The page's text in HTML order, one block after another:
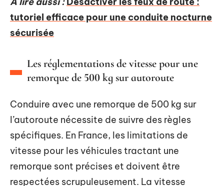
tutoriel efficace pour une conduite nocturne
sécurisée
Les réglementations de vitesse pour une
remorque de 500 kg sur autoroute
Conduire avec une remorque de 500 kg sur
l’autoroute nécessite de suivre des règles
spécifiques. En France, les limitations de
vitesse pour les véhicules tractant une
remorque sont précises et doivent être
respectées scrupuleusement. La vitesse